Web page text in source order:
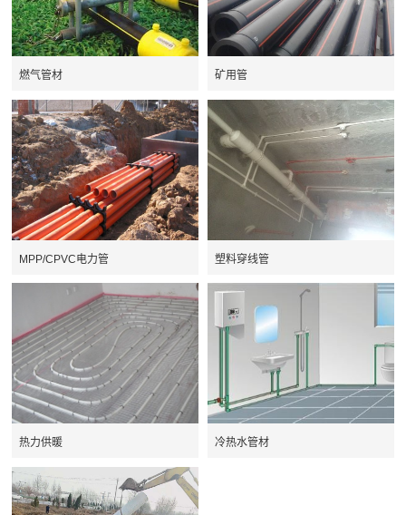
燃气管材 矿用管
MPP/CPVC电力管 塑料穿线管
热力供暖 冷热水管材